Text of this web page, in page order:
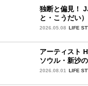
独断と偏見！
と・こうだい
で、じわりと
2026.05.08 LIFE
アーティスト
ソウル・新沙
2026.08.01 LIFE